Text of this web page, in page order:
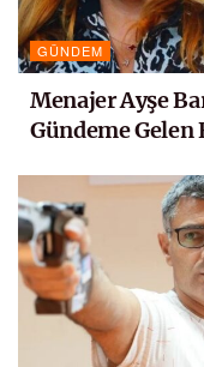
GÜNDEM
Menajer Ayşe
Gündeme Gelen